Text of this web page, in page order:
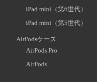
iPad mini（第6世代）
iPad mini（第5世代）
AirPodsケース
AirPods Pro
AirPods